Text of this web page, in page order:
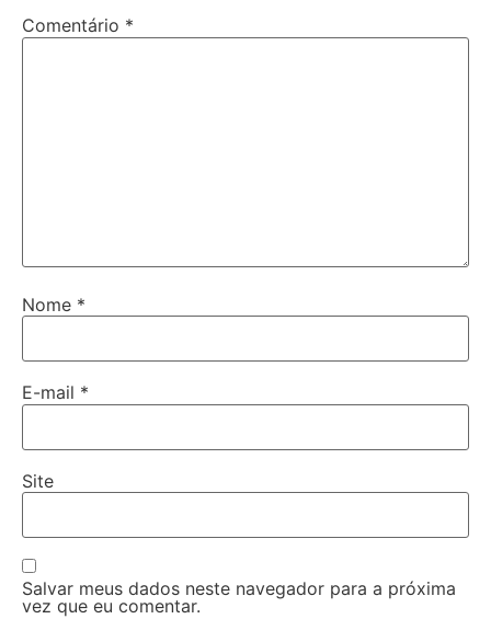
Comentário *
Nome *
E-mail *
Site
Salvar meus dados neste navegador para a próxima
vez que eu comentar.